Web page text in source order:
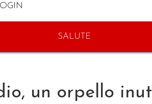
SALUTE
un orpello